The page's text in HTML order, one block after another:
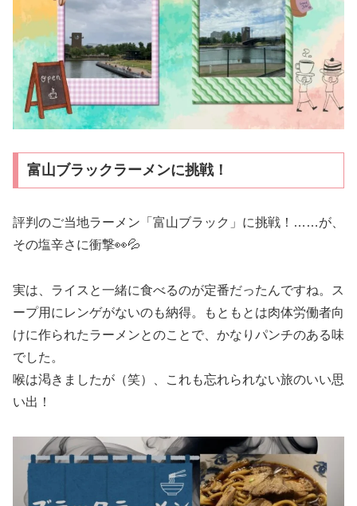
富山ブラックラーメンに挑戦！
評判のご当地ラーメン「富山ブラック」に挑戦！……が、
その塩辛さに衝撃👀💦
実は、ライスと一緒に食べるのが定番だったんですね。ス
ープ用にレンゲがないのも納得。もともとは肉体労働者向
けに作られたラーメンとのことで、かなりパンチのある味
でした。
喉は渇きましたが（笑）、これも忘れられない旅のいい思
い出！